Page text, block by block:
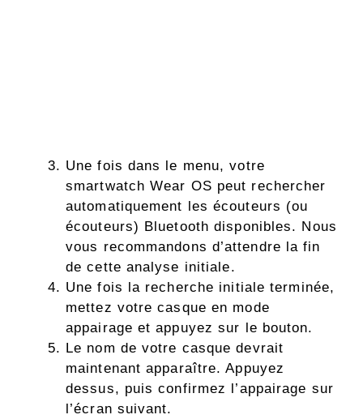
Une fois dans le menu, votre
smartwatch Wear OS peut rechercher
automatiquement les écouteurs (ou
écouteurs) Bluetooth disponibles. Nous
vous recommandons d’attendre la fin
de cette analyse initiale.
Une fois la recherche initiale terminée,
mettez votre casque en mode
appairage et appuyez sur le bouton.
Le nom de votre casque devrait
maintenant apparaître. Appuyez
dessus, puis confirmez l’appairage sur
l’écran suivant.